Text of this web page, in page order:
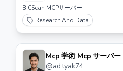
BICScan MCPサーバー
Research And Data
Mcp 学術 Mcp サーバー
@adityak74